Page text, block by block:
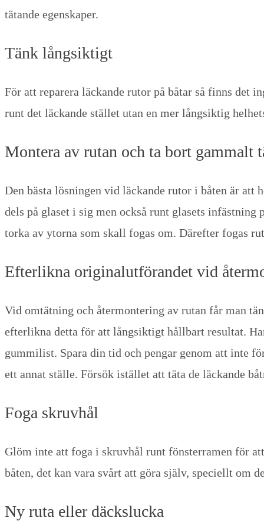
tätande egenskaper.
Tänk långsiktigt
För att reparera läckande rutor på båtar så finns det
runt det läckande stället utan en mer långsiktig
Montera av rutan och ta bort gammalt
Den bästa lösningen vid läckande rutor i båten är att
dels på glaset i sig men också runt glasets
torka av ytorna som skall fogas om. Därefter fogas
Efterlikna originalutförandet vid
Vid omtätning och återmontering av rutan får man
efterlikna detta för att långsiktigt hållbart resultat.
gummilist. Spara din tid och pengar genom att inte
ett annat ställe. Försök istället att täta de läckande
Foga skruvhål
Glöm inte att foga i skruvhål runt fönsterramen för
båten, det kan vara svårt att göra själv, speciellt om
Ny ruta eller däckslucka